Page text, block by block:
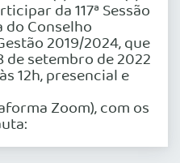
da 117ª Sessão
Conselho
2019/2024, que
de setembro de 2022
12h, presencial e
Zoom), com os